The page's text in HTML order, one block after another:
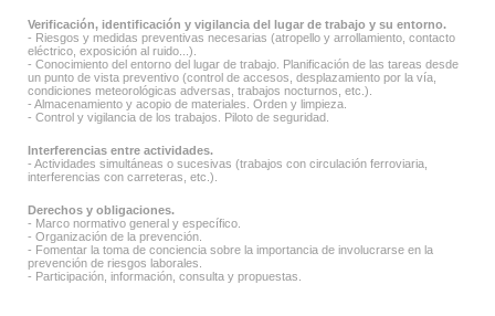
Verificación, identificación y vigilancia del lugar de trabajo y su entorno.
- Riesgos y medidas preventivas necesarias (atropello y arrollamiento, contacto
eléctrico, exposición al ruido...).
- Conocimiento del entorno del lugar de trabajo. Planificación de las tareas desde
un punto de vista preventivo (control de accesos, desplazamiento por la vía,
condiciones meteorológicas adversas, trabajos nocturnos, etc.).
- Almacenamiento y acopio de materiales. Orden y limpieza.
- Control y vigilancia de los trabajos. Piloto de seguridad.
Interferencias entre actividades.
- Actividades simultáneas o sucesivas (trabajos con circulación ferroviaria,
interferencias con carreteras, etc.).
Derechos y obligaciones.
- Marco normativo general y específico.
- Organización de la prevención.
- Fomentar la toma de conciencia sobre la importancia de involucrarse en la
prevención de riesgos laborales.
- Participación, información, consulta y propuestas.